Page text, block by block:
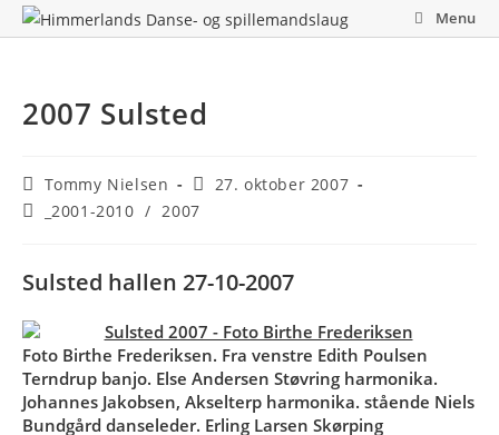
Skip
to
Menu
2007 Sulsted
Post
author:
Tommy Nielsen
Post
published:
27. oktober 2007
Post_2001-2010 / 2007
Sulsted hallen 27-10-2007
Foto Birthe Frederiksen. Fra venstre Edith Poulsen
Terndrup banjo. Else Andersen Støvring harmonika.
Johannes Jakobsen, Akselterp harmonika. stående Niels
Bundgård danseleder. Erling Larsen Skørping